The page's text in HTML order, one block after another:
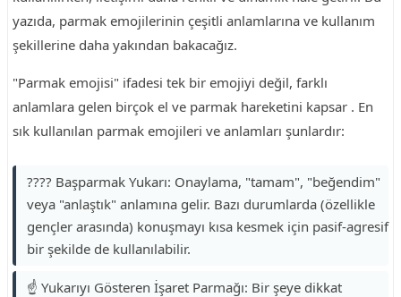
yazıda, parmak emojilerinin çeşitli anlamlarına ve kullanım
şekillerine daha yakından bakacağız.
"Parmak emojisi" ifadesi tek bir emojiyi değil, farklı
anlamlara gelen birçok el ve parmak hareketini kapsar . En
sık kullanılan parmak emojileri ve anlamları şunlardır:
???? Başparmak Yukarı: Onaylama, "tamam", "beğendim"
veya "anlaştık" anlamına gelir. Bazı durumlarda (özellikle
gençler arasında) konuşmayı kısa kesmek için pasif-agresif
bir şekilde de kullanılabilir.
☝️ Yukarıyı Gösteren İşaret Parmağı: Bir şeye dikkat